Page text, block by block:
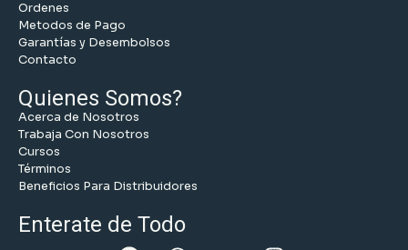
Ordenes
Metodos de Pago
Garantías y Desembolsos
Contacto
Quienes Somos?
Acerca de Nosotros
Trabaja Con Nosotros
Cursos
Términos
Beneficios Para Distribuidores
Enterate de Todo